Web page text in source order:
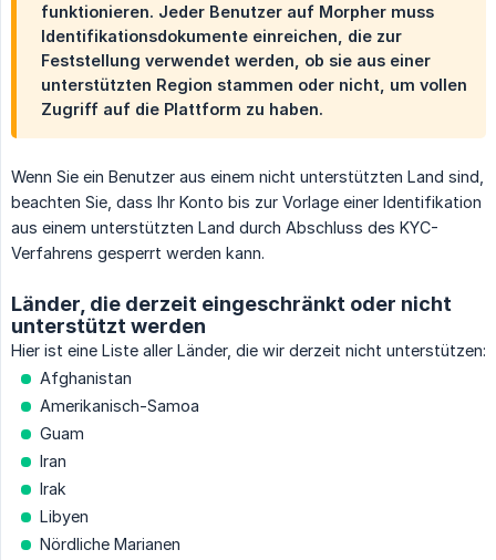
funktionieren. Jeder Benutzer auf Morpher muss
Identifikationsdokumente einreichen, die zur
Feststellung verwendet werden, ob sie aus einer
unterstützten Region stammen oder nicht, um vollen
Zugriff auf die Plattform zu haben.
Wenn Sie ein Benutzer aus einem nicht unterstützten Land sind,
beachten Sie, dass Ihr Konto bis zur Vorlage einer Identifikation
aus einem unterstützten Land durch Abschluss des KYC-
Verfahrens gesperrt werden kann.
Länder, die derzeit eingeschränkt oder nicht
unterstützt werden
Hier ist eine Liste aller Länder, die wir derzeit nicht unterstützen:
Afghanistan
Amerikanisch-Samoa
Guam
Iran
Irak
Libyen
Nördliche Marianen